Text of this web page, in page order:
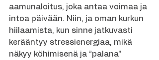
aamunaloitus, joka antaa voimaa ja
intoa päivään. Niin, ja oman kurkun
hiilaamista, kun sinne jatkuvasti
kerääntyy stressienergiaa, mikä
näkyy köhimisenä ja ”palana”